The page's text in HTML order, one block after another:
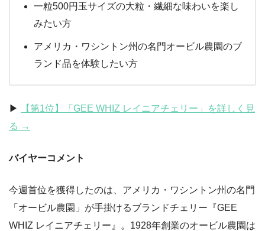
一粒500円玉サイズの大粒・繊細な味わいを楽し
みたい方
アメリカ・ワシントン州の名門オービル農園のブ
ランド品を体験したい方
▶︎
【第1位】「GEE WHIZ レイニアチェリー」を詳しく見
る →
バイヤーコメント
今週首位を獲得したのは、アメリカ・ワシントン州の名門
「オービル農園」が手掛けるブランドチェリー『GEE
WHIZ レイニアチェリー』。1928年創業のオービル農園は